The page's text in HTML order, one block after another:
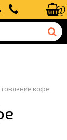
Регистрация+7 (499) 110-
кофе